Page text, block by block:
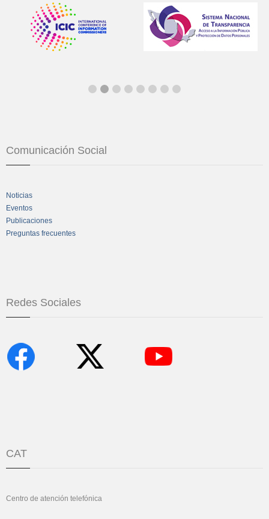
Comunicación Social
Noticias
Eventos
Publicaciones
Preguntas frecuentes
Redes Sociales
CAT
Centro de atención telefónica